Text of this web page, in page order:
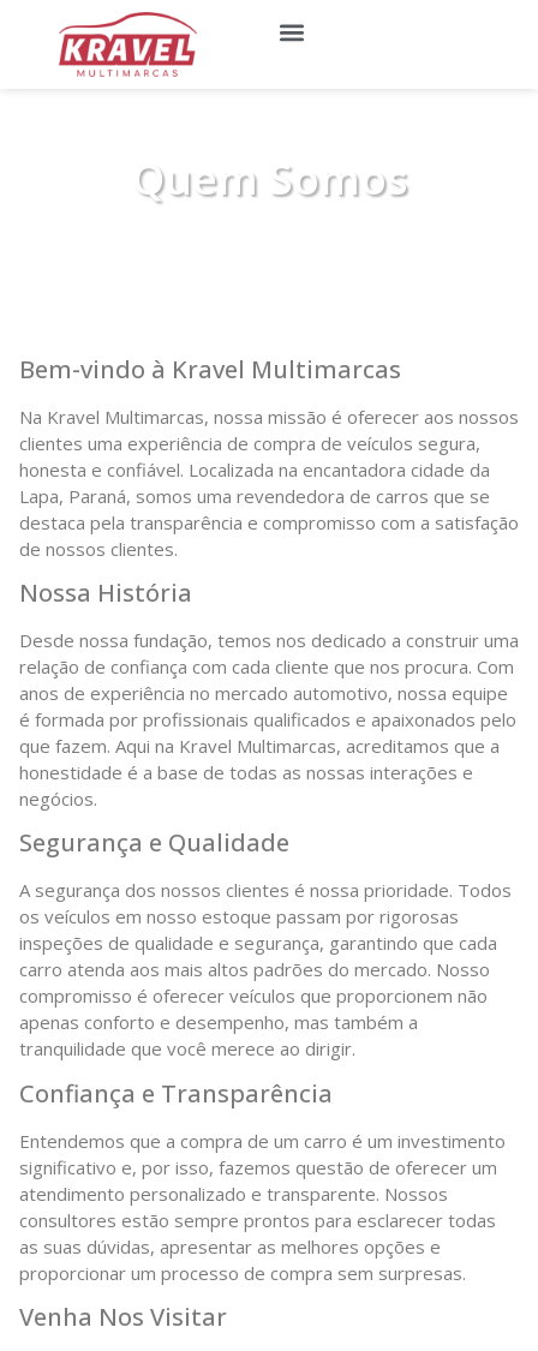
Quem Somos
Bem-vindo à Kravel Multimarcas
Na Kravel Multimarcas, nossa missão é oferecer aos nossos
clientes uma experiência de compra de veículos segura,
honesta e confiável. Localizada na encantadora cidade da
Lapa, Paraná, somos uma revendedora de carros que se
destaca pela transparência e compromisso com a satisfação
de nossos clientes.
Nossa História
Desde nossa fundação, temos nos dedicado a construir uma
relação de confiança com cada cliente que nos procura. Com
anos de experiência no mercado automotivo, nossa equipe
é formada por profissionais qualificados e apaixonados pelo
que fazem. Aqui na Kravel Multimarcas, acreditamos que a
honestidade é a base de todas as nossas interações e
negócios.
Segurança e Qualidade
A segurança dos nossos clientes é nossa prioridade. Todos
os veículos em nosso estoque passam por rigorosas
inspeções de qualidade e segurança, garantindo que cada
carro atenda aos mais altos padrões do mercado. Nosso
compromisso é oferecer veículos que proporcionem não
apenas conforto e desempenho, mas também a
tranquilidade que você merece ao dirigir.
Confiança e Transparência
Entendemos que a compra de um carro é um investimento
significativo e, por isso, fazemos questão de oferecer um
atendimento personalizado e transparente. Nossos
consultores estão sempre prontos para esclarecer todas
as suas dúvidas, apresentar as melhores opções e
proporcionar um processo de compra sem surpresas.
Venha Nos Visitar